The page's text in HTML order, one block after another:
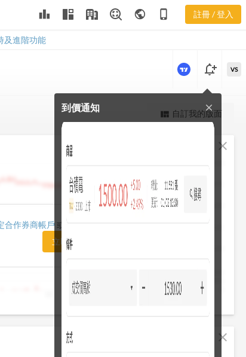
leaderboard public phone_iphone 註冊 / 登入
及進階功能
6415
更強大的進階價量圖表
notification_add
到價通知 close
VS
view_quilt 自訂我的版面
close
13
1420.00
13:30
合作券商帳戶 或「訂閱任一方案」即可解鎖
立即前往訂閱
close